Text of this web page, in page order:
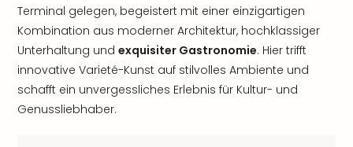
Terminal gelegen, begeistert mit einer einzigartigen
Kombination aus moderner Architektur, hochklassiger
Unterhaltung und exquisiter Gastronomie. Hier trifft
innovative Varieté-Kunst auf stilvolles Ambiente und
schafft ein unvergessliches Erlebnis für Kultur- und
Genussliebhaber.